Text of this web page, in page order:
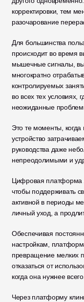
корректировки, тем
разочарование
Для большинства
происходит во время
мышечные сигналы,
многократно
контролируемых
во всех тех условиях,
неожиданные
Это те моменты, когда
устройство
руководства даже
непреодолимыми и
Цифровая платформа
чтобы поддерживать
активной в периоды
личный уход, а
Обеспечивая
настройкам,
превращение мелких
отказаться от
когда она нужнее всего.
Через платформу